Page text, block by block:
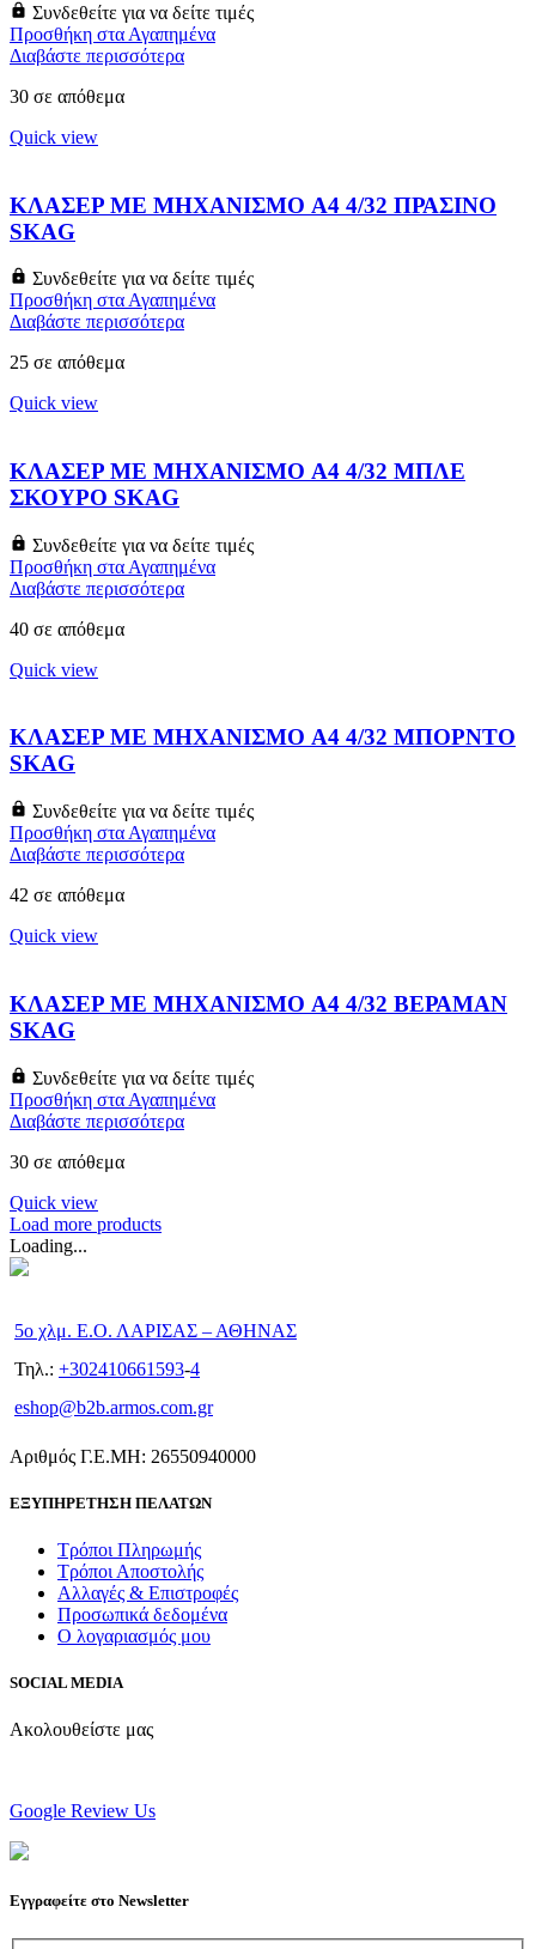
Συνδεθείτε για να δείτε τιμές
Προσθήκη στα Αγαπημένα
Διαβάστε περισσότερα
30 σε απόθεμα
Quick view
ΚΛΑΣΕΡ ΜΕ ΜΗΧΑΝΙΣΜΟ A4 4/32 ΠΡΑΣΙΝΟ
SKAG
Συνδεθείτε για να δείτε τιμές
Προσθήκη στα Αγαπημένα
Διαβάστε περισσότερα
25 σε απόθεμα
Quick view
ΚΛΑΣΕΡ ΜΕ ΜΗΧΑΝΙΣΜΟ A4 4/32 ΜΠΛΕ
ΣΚΟΥΡΟ SKAG
Συνδεθείτε για να δείτε τιμές
Προσθήκη στα Αγαπημένα
Διαβάστε περισσότερα
40 σε απόθεμα
Quick view
ΚΛΑΣΕΡ ΜΕ ΜΗΧΑΝΙΣΜΟ A4 4/32 ΜΠΟΡΝΤΟ
SKAG
Συνδεθείτε για να δείτε τιμές
Προσθήκη στα Αγαπημένα
Διαβάστε περισσότερα
42 σε απόθεμα
Quick view
ΚΛΑΣΕΡ ΜΕ ΜΗΧΑΝΙΣΜΟ A4 4/32 ΒΕΡΑΜΑΝ
SKAG
Συνδεθείτε για να δείτε τιμές
Προσθήκη στα Αγαπημένα
Διαβάστε περισσότερα
30 σε απόθεμα
Quick view
Load more products
Loading...
5ο χλμ. Ε.Ο. ΛΑΡΙΣΑΣ – ΑΘΗΝΑΣ
Τηλ.: +302410661593-4
eshop@b2b.armos.com.gr
Αριθμός Γ.Ε.ΜΗ: 26550940000
ΕΞΥΠΗΡΕΤΗΣΗ ΠΕΛΑΤΩΝ
Τρόποι Πληρωμής
Τρόποι Αποστολής
Αλλαγές & Επιστροφές
Προσωπικά δεδομένα
Ο λογαριασμός μου
SOCIAL MEDIA
Ακολουθείστε μας
Google Review Us
Εγγραφείτε στο Newsletter